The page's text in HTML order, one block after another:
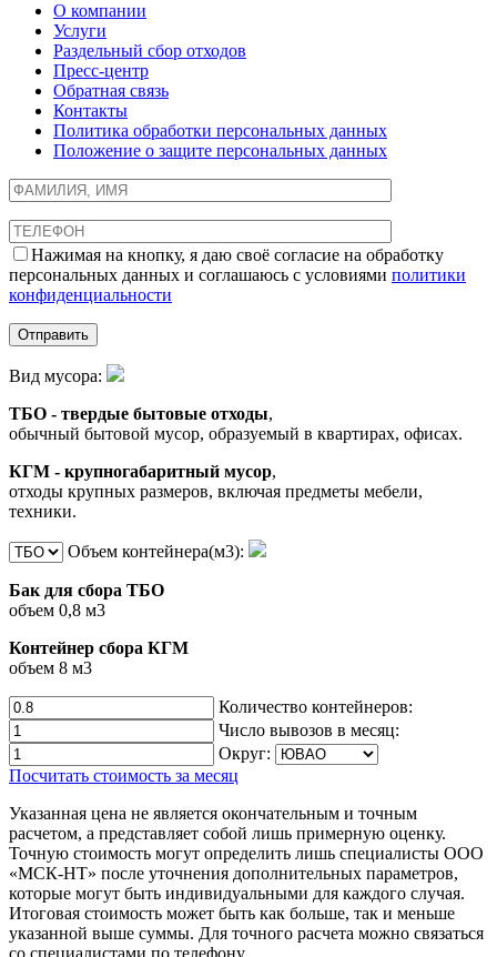
О компании
Услуги
Раздельный сбор отходов
Пресс-центр
Обратная связь
Контакты
Политика обработки персональных данных
Положение о защите персональных данных
Нажимая на кнопку, я даю своё согласие на обработку
персональных данных и соглашаюсь с условиями политики
конфиденциальности
Вид мусора:
ТБО - твердые бытовые отходы,
обычный бытовой мусор, образуемый в квартирах, офисах.
КГМ - крупногабаритный мусор,
отходы крупных размеров, включая предметы мебели,
техники.
Объем контейнера(м3):
Бак для сбора ТБО
объем 0,8 м3
Контейнер сбора КГМ
объем 8 м3
Количество контейнеров:
Число вывозов в месяц:
Округ:
Посчитать стоимость за месяц
Указанная цена не является окончательным и точным
расчетом, а представляет собой лишь примерную оценку.
Точную стоимость могут определить лишь специалисты ООО
«МСК-НТ» после уточнения дополнительных параметров,
которые могут быть индивидуальными для каждого случая.
Итоговая стоимость может быть как больше, так и меньше
указанной выше суммы. Для точного расчета можно связаться